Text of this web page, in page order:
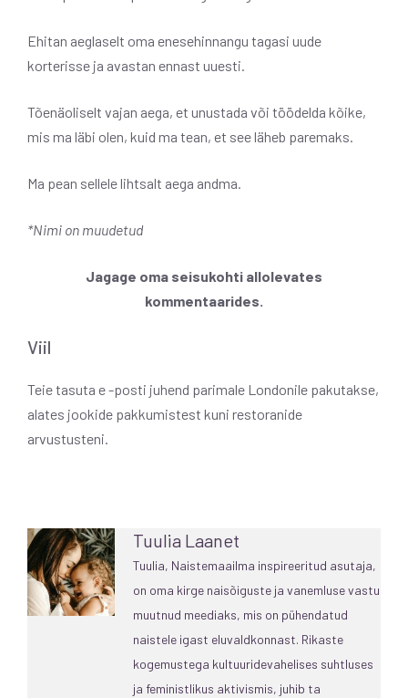
Ehitan aeglaselt oma enesehinnangu tagasi uude
korterisse ja avastan ennast uuesti.
Tõenäoliselt vajan aega, et unustada või töödelda kõike,
mis ma läbi olen, kuid ma tean, et see läheb paremaks.
Ma pean sellele lihtsalt aega andma.
*Nimi on muudetud
Jagage oma seisukohti allolevates
kommentaarides.
Viil
Teie tasuta e -posti juhend parimale Londonile pakutakse,
alates jookide pakkumistest kuni restoranide
arvustusteni.
Tuulia Laanet
Tuulia, Naistemaailma inspireeritud asutaja,
on oma kirge naisõiguste ja vanemluse vastu
muutnud meediaks, mis on pühendatud
naistele igast eluvaldkonnast. Rikaste
kogemustega kultuuridevahelises suhtluses
ja feministlikus aktivismis, juhib ta